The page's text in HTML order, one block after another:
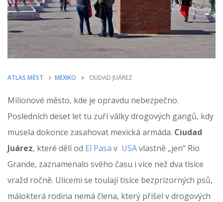
ATLAS MĚST MEXIKO CIUDAD JUÁREZ
Milionové město, kde je opravdu nebezpečno.
Posledních deset let tu zuří války drogových gangů, kdy
musela dokonce zasahovat mexická armáda. Ciudad
Juárez, které dělí od El Pasa v USAvlastně „jen“ Rio
Grande, zaznamenalo svého času i více než dva tisíce
vražd ročně. Ulicemi se toulají tisíce bezprizorných psů,
málokterá rodina nemá člena, který přišel v drogových